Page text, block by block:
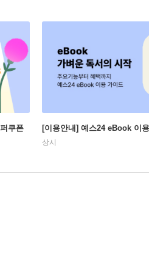
쿠폰 [이용안내] 예스24 eBook 이
상시